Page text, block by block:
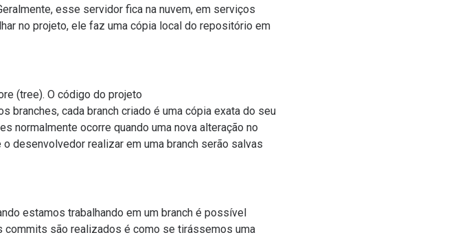
esse servidor fica na nuvem, em serviços
no projeto, ele faz uma cópia local do repositório em
(tree). O código do projeto
branches, cada branch criado é uma cópia exata do seu
normalmente ocorre quando uma nova alteração no
desenvolvedor realizar em uma branch serão salvas
estamos trabalhando em um branch é possível
são realizados é como se tirássemos uma